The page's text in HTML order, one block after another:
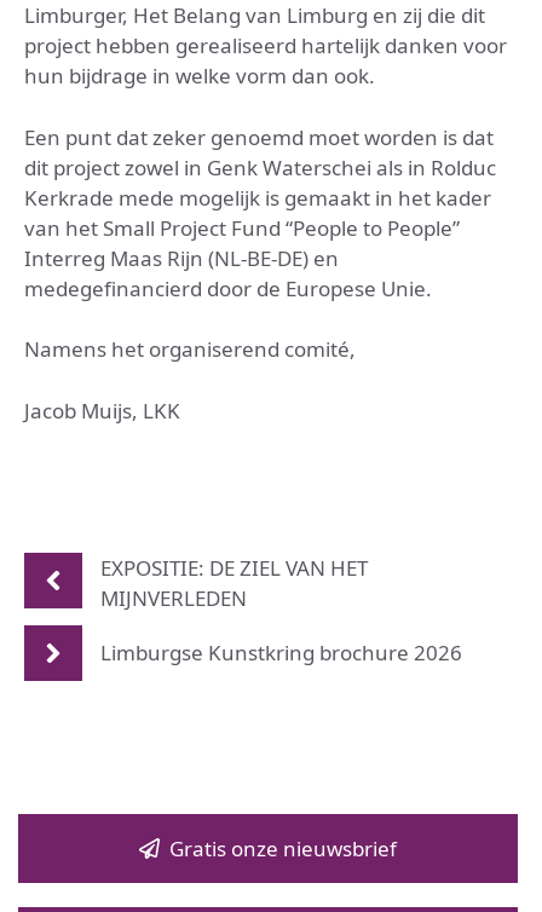
Limburger, Het Belang van Limburg en zij die dit
project hebben gerealiseerd hartelijk danken voor
hun bijdrage in welke vorm dan ook.
Een punt dat zeker genoemd moet worden is dat
dit project zowel in Genk Waterschei als in Rolduc
Kerkrade mede mogelijk is gemaakt in het kader
van het Small Project Fund “People to People”
Interreg Maas Rijn (NL-BE-DE) en
medegefinancierd door de Europese Unie.
Namens het organiserend comité,
Jacob Muijs, LKK
EXPOSITIE: DE ZIEL VAN HET
MIJNVERLEDEN
Limburgse Kunstkring brochure 2026
Gratis onze nieuwsbrief